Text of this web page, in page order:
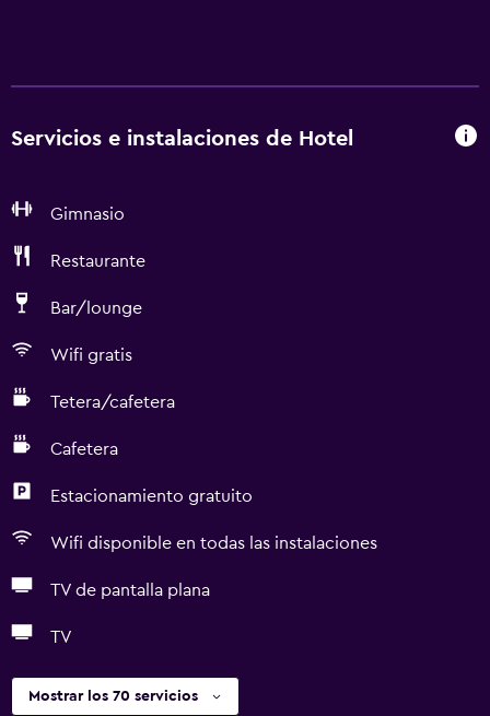
Servicios e instalaciones de Hotel
Gimnasio
Restaurante
Bar/lounge
Wifi gratis
Tetera/cafetera
Cafetera
Estacionamiento gratuito
Wifi disponible en todas las instalaciones
TV de pantalla plana
TV
Mostrar los 70 servicios